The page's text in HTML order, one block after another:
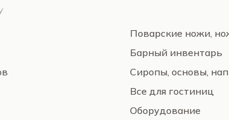
Поварские ножи,
Барный инвентарь
Сиропы, основы,
Все для гостиниц
Оборудование